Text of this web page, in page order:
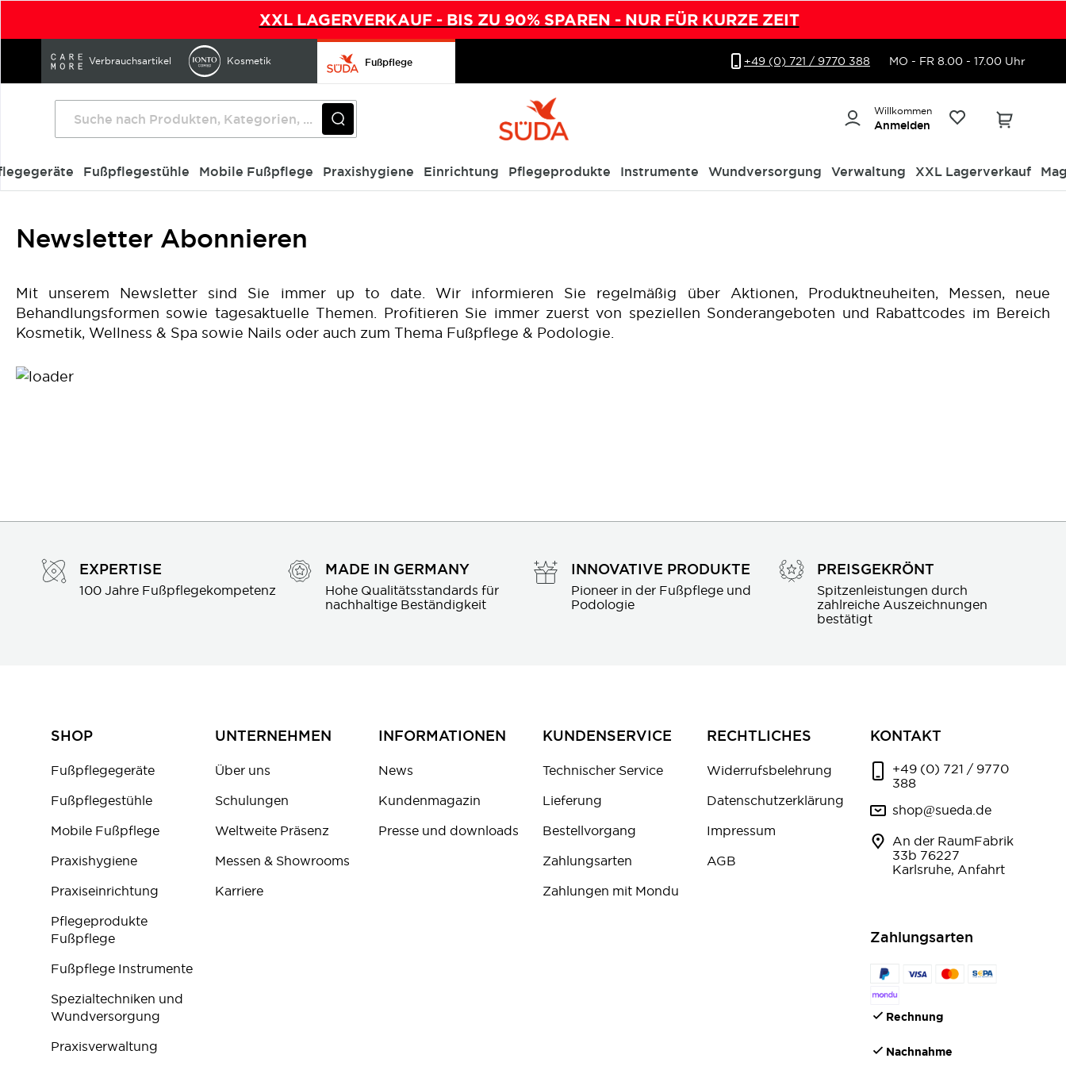
XXL LAGERVERKAUF - BIS ZU 90% SPAREN - NUR FÜR KURZE ZEIT
zum
Verbrauchsartikel Kosmetik Fußpflege +49 (0) 721 / 9770 388 MO - FR 8.00 - 17.00 Uhr
Willkommen
Anmelden
Fußpflegestühle Mobile Fußpflege Praxishygiene Einrichtung Pflegeprodukte Instrumente Wundversorgung Verwaltung XXL Lagerverkauf
Startseite Newsletter Abonnieren
Newsletter Abonnieren
Mit unserem Newsletter sind Sie immer up to date. Wir informieren Sie regelmäßig über Aktionen, Produktneuheiten, Messen, neue
Behandlungsformen sowie tagesaktuelle Themen. Profitieren Sie immer zuerst von speziellen Sonderangeboten und Rabattcodes im Bereich
Kosmetik, Wellness & Spa sowie Nails oder auch zum Thema Fußpflege & Podologie.
EXPERTISE
100 Jahre Fußpflegekompetenz
MADE IN GERMANY
Hohe Qualitätsstandards für
nachhaltige Beständigkeit
INNOVATIVE PRODUKTE
Pioneer in der Fußpflege und
Podologie
PREISGEKRÖNT
Spitzenleistungen durch
zahlreiche Auszeichnungen
bestätigt
SHOP
Fußpflegegeräte
Fußpflegestühle
Mobile Fußpflege
Praxishygiene
Praxiseinrichtung
Pflegeprodukte
Fußpflege
Fußpflege Instrumente
Spezialtechniken und
Wundversorgung
Praxisverwaltung
UNTERNEHMEN
Über uns
Schulungen
Weltweite Präsenz
Messen & Showrooms
Karriere
INFORMATIONEN
News
Kundenmagazin
Presse und downloads
KUNDENSERVICE
Technischer Service
Lieferung
Bestellvorgang
Zahlungsarten
Zahlungen mit Mondu
RECHTLICHES
Widerrufsbelehrung
Datenschutzerklärung
Impressum
AGB
KONTAKT
+49 (0) 721 / 9770
388
shop@sueda.de
An der RaumFabrik
33b 76227
Karlsruhe, Anfahrt
Zahlungsarten
Rechnung
Nachnahme